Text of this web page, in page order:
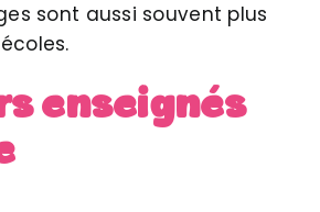
sont aussi souvent plus
enseignés